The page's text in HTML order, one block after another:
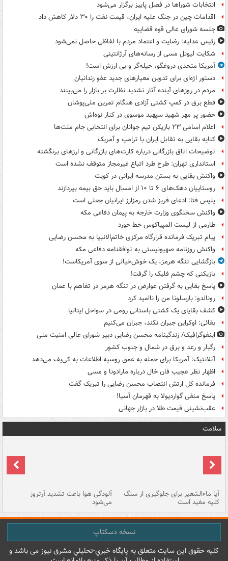
انتخابات شوراها در فصل پاییز برگزار می‌شود
اقدامات چین در جنگ علیه ایران، قیمت نفت را ۳۰ دلار کاهش داد
جلسه شورای عالی قوه قضاییه
رئیس عدلیه: رضایت و اعتماد مردم با لفاظی حاصل نمی‌شود
شکایت لیونل مسی از رسانه‌های آرژانتینی
آمریکا متحدی دروغگو، حیله‌گر و بی ارزش است!
دستور اژه‌ای برای تدوین معیارهای جدید عفو زندانیان
مردم در روزهای آینده آثار تشدید نظارت بر بازار را می‌بینند
قطع برق در کمپ کشتی آزادی هنگام تمرین ملی‌پوشان
حضور پر مهر شهید سپهبد موسوی در کنار نوه‌اش
اعلام اسامی ۲۳ بازیکن تیم جوانان برای انتخابی جام ملت‌ها
کنایه بقایی به تقابل ایران با ترامپ و آمریک
توضیحات اتاق بازرگانی درباره کارت‌های بازرگانی و ارزهای برنگشته
استانداری تهران: طرح طرد اتباع غیرمجاز متوقف نشده است
واکنش بقایی به بستن مدرسه ایرانی در کویت
روستاییان دهک‌های ۶ تا ۱۰ از امسال باید حق بیمه بپردازند
پلیس فتا: ادعای فریز شدن رمزارز ایرانیان جعلی است
واکنش سخنگوی وزارت خارجه به پیمان دفاعی مکه
طارمی از لیست المپیاکوس خط خورد
پیام تبریک فرمانده قرارگاه مرکزی خاتم‌الانبیا به محسن رضایی
واکنش روزنامه صهیونیستی به توافقنامه دفاعی مکه
بازگشایی تنگه هرمز، یک خوش‌خیالی از سوی آمریکاست!
بازیکنی که چشم فلیک را گرفت!
پاسخ بقایی به گرفتن عوارض در تنگه هرمز در تفاهم با عمان
رونالدو: بارسلونا من را ناامید کرد
کشف بقایای یک کشتی باستانی رومی در سواحل ایتالیا
بقائی: اوکراین جبران نکند، جبران می‌کنیم
اینفوگرافیک/ زندگینامه محسن رضایی دبیر شورای عالی امنیت‌ ملی
رگبار و رعد و برق در شمال و جنوب کشور
آتلانتیک: آمریکا برای حمله به عمق روسیه اطلاعات به کی‌یف می‌دهد
اظهار نظر عجیب فان خال درباره مارادونا و مسی
فرمانده کل ارتش انتصاب محسن رضایی را تبریک گفت
پاسخ منفی گواردیولا به قهرمان آسیا!
عقب‌نشینی قیمت طلا در بازار جهانی
سلامت
آیا ماءالشعیر برای جلوگیری از سنگ
کلیه مفید است
آلودگی هوا باعث تشدید آرتروز
می‌شود
نسخه دسکتاپ
کليه حقوق اين سايت متعلق به پایگاه خبري-تحليلي مشرق نيوز می باشد و